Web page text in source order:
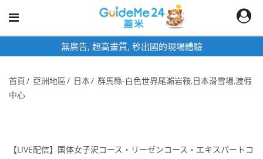
無廣告, 超高畫質, 秒出國的現場體驗
首頁 亞洲地區 日本
群馬縣-白色世界尾瀨岩鞍,日本滑雪場,渡假
中心
【LIVE配信】国体女子沢コース・リーゼンコース・エキスパートコ